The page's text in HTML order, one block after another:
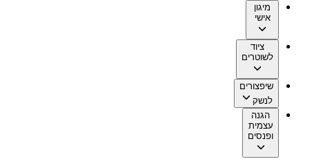
מיגון
אישי
ציוד
לשוטרים
שיפצורים
לנשק
הגנה
עצמית
ופנסים